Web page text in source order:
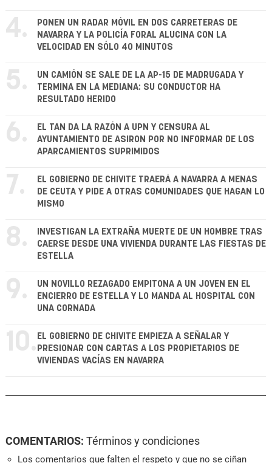
4.
PONEN UN RADAR MÓVIL EN DOS CARRETERAS DE
NAVARRA Y LA POLICÍA FORAL ALUCINA CON LA
VELOCIDAD EN SÓLO 40 MINUTOS
5.
UN CAMIÓN SE SALE DE LA AP-15 DE MADRUGADA Y
TERMINA EN LA MEDIANA: SU CONDUCTOR HA
RESULTADO HERIDO
6.
EL TAN DA LA RAZÓN A UPN Y CENSURA AL
AYUNTAMIENTO DE ASIRON POR NO INFORMAR DE LOS
APARCAMIENTOS SUPRIMIDOS
7.
EL GOBIERNO DE CHIVITE TRAERÁ A NAVARRA A MENAS
DE CEUTA Y PIDE A OTRAS COMUNIDADES QUE HAGAN LO
MISMO
8.
INVESTIGAN LA EXTRAÑA MUERTE DE UN HOMBRE TRAS
CAERSE DESDE UNA VIVIENDA DURANTE LAS FIESTAS DE
ESTELLA
9.
UN NOVILLO REZAGADO EMPITONA A UN JOVEN EN EL
ENCIERRO DE ESTELLA Y LO MANDA AL HOSPITAL CON
UNA CORNADA
10. EL GOBIERNO DE CHIVITE EMPIEZA A SEÑALAR Y
PRESIONAR CON CARTAS A LOS PROPIETARIOS DE
VIVIENDAS VACÍAS EN NAVARRA
COMENTARIOS: Términos y condiciones
Los comentarios que falten el respeto y que no se ciñan